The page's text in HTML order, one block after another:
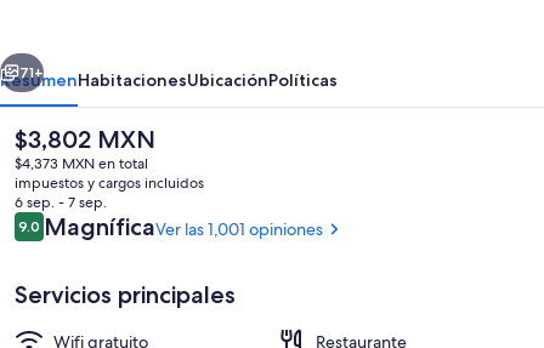
by
IHG
Bar (en la propiedad)
Siguiente
71+
ResumenHabitacionesUbicaciónPolíticas
El
precio
actual
es
de
$3,802 MXN
$3,802 MXN
$4,373 MXN en total
impuestos y cargos incluidos
6 sep. - 7 sep.
Opiniones
9.09.0 de 10,
MagníficaVer las 1,001 opiniones
Servicios principales
Wifi gratuito
Restaurante